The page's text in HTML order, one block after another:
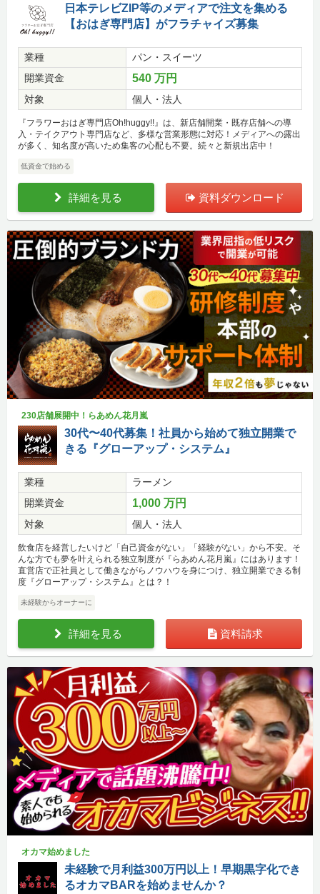
日本テレビZIP等のメディアで注文を集める
【おはぎ専門店】がフラチャイズ募集
業種
パン・スイーツ
開業資金
540 万円
対象 個人・法人
『フラワーおはぎ専門店Oh!huggy!!』は、新店舗開業・既存店舗への導
入・テイクアウト専門店など、多様な営業形態に対応！メディアへの露出
が多く、知名度が高いため集客の心配も不要。続々と新規出店中！
低資金で始める
詳細を見る 資料ダウンロード
230店舗展開中！らあめん花月嵐
30代〜40代募集！社員から始めて独立開業で
きる『グローアップ・システム』
業種
ラーメン
開業資金
1,000 万円
対象 個人・法人
飲食店を経営したいけど「自己資金がない」「経験がない」から不安。そ
んな方でも夢を叶えられる独立制度が『らあめん花月嵐』にはあります！
直営店で正社員として働きながらノウハウを身につけ、独立開業できる制
度『グローアップ・システム』とは？！
未経験からオーナーに
詳細を見る 資料請求
オカマ始めました
未経験で月利益300万円以上！早期黒字化でき
るオカマBARを始めませんか？